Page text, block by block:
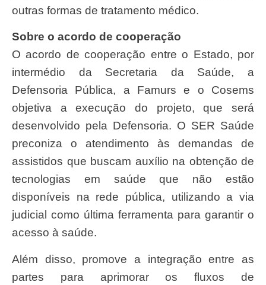
outras formas de tratamento médico.
Sobre o acordo de cooperação
O acordo de cooperação entre o Estado, por
intermédio da Secretaria da Saúde, a
Defensoria Pública, a Famurs e o Cosems
objetiva a execução do projeto, que será
desenvolvido pela Defensoria. O SER Saúde
preconiza o atendimento às demandas de
assistidos que buscam auxílio na obtenção de
tecnologias em saúde que não estão
disponíveis na rede pública, utilizando a via
judicial como última ferramenta para garantir o
acesso à saúde.
Além disso, promove a integração entre as
partes para aprimorar os fluxos de